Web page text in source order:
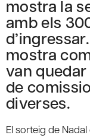
mostra la
amb els
mostra
van
de
diverses.
El sorteig de